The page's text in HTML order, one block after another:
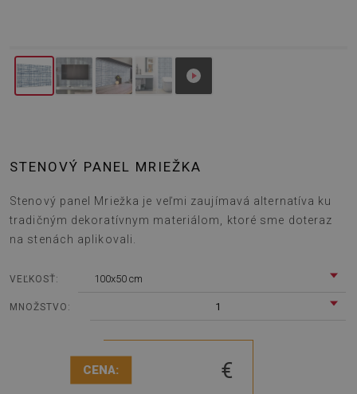
STENOVÝ PANEL MRIEŽKA
Stenový panel Mriežka je veľmi zaujímavá alternatíva ku
tradičným dekoratívnym materiálom, ktoré sme doteraz
na stenách aplikovali.
VEĽKOSŤ: 100x50 cm
MNOŽSTVO: 1
CENA: €